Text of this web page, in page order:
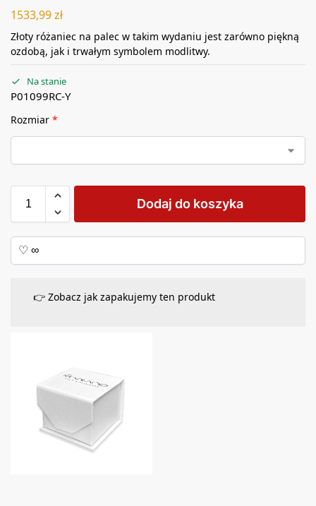
1533,99zł
Złoty różaniec na palec w takim wydaniu jest zarówno piękną
ozdobą, jak i trwałym symbolem modlitwy.
Na stanie
P01099RC-Y
Rozmiar *
Dodaj do koszyka
👉 Zobacz jak zapakujemy ten produkt